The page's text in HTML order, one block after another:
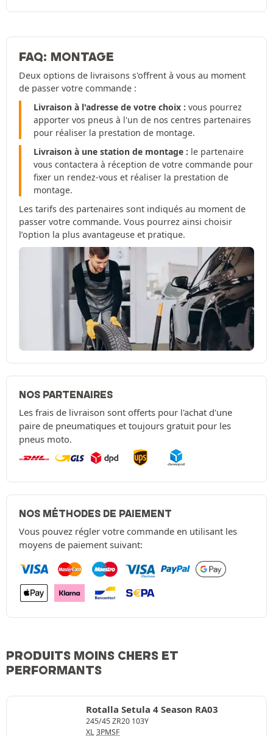
FAQ: MONTAGE
Deux options de livraisons s'offrent à vous au moment
de passer votre commande :
Livraison à l'adresse de votre choix : vous pourrez
apporter vos pneus à l'un de nos centres partenaires
pour réaliser la prestation de montage.
Livraison à une station de montage : le partenaire
vous contactera à réception de votre commande pour
fixer un rendez-vous et réaliser la prestation de
montage.
Les tarifs des partenaires sont indiqués au moment de
passer votre commande. Vous pourrez ainsi choisir
l’option la plus avantageuse et pratique.
NOS PARTENAIRES
Les frais de livraison sont offerts pour l'achat d'une
paire de pneumatiques et toujours gratuit pour les
pneus moto.
NOS MÉTHODES DE PAIEMENT
Vous pouvez régler votre commande en utilisant les
moyens de paiement suivant:
PRODUITS MOINS CHERS ET
PERFORMANTS
Rotalla Setula 4 Season RA03
245/45 ZR20 103Y
XL 3PMSF